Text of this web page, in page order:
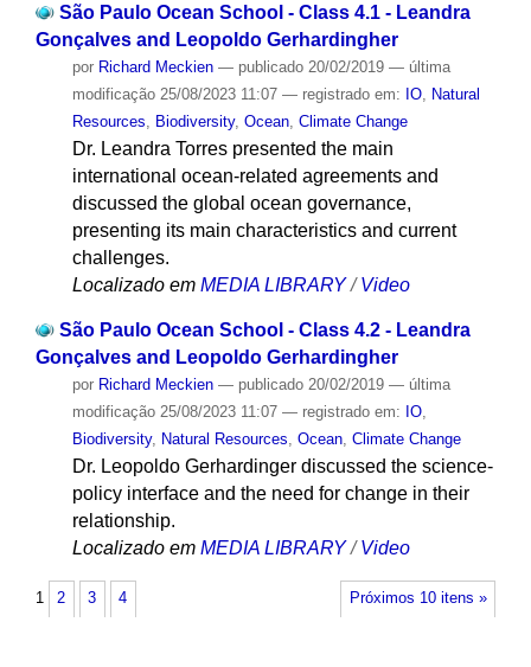
São Paulo Ocean School - Class 4.1 - Leandra
Gonçalves and Leopoldo Gerhardingher
por Richard Meckien — publicado20/02/2019 — última
modificação25/08/2023 11:07 — registrado em: IO, Natural
Resources
Biodiversity, Ocean, Climate Change
Dr. Leandra Torres presented the main
international ocean-related agreements and
discussed the global ocean governance,
presenting its main characteristics and current
challenges.
Localizado em MEDIA LIBRARY /Video
São Paulo Ocean School - Class 4.2 - Leandra
Gonçalves and Leopoldo Gerhardingher
por Richard Meckien — publicado20/02/2019 — última
modificação25/08/2023 11:07 — registrado em: IO,
Biodiversity, Natural Resources, Ocean, Climate Change
Dr. Leopoldo Gerhardinger discussed the science-
policy interface and the need for change in their
relationship.
Localizado em MEDIA LIBRARY /Video
Próximos 10 itens »
1 2 3 4